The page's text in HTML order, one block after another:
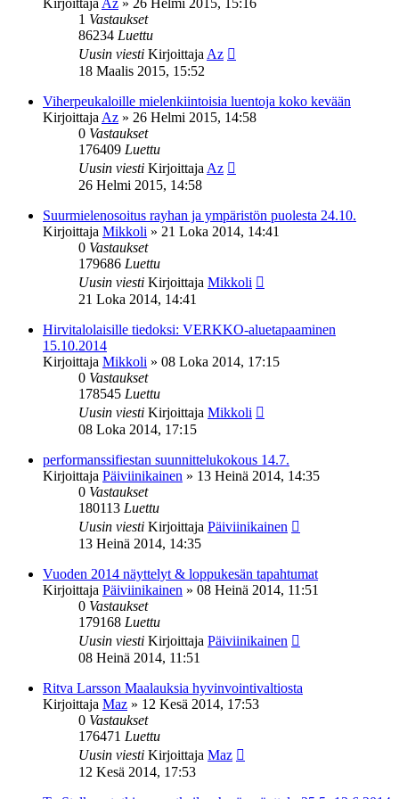
1 Vastaukset
86234 Luettu
Uusin viesti Kirjoittaja Az
18 Maalis 2015, 15:52
Viherpeukaloille mielenkiintoisia luentoja koko kevään
Kirjoittaja Az » 26 Helmi 2015, 14:58
0 Vastaukset
176409 Luettu
Uusin viesti Kirjoittaja Az
26 Helmi 2015, 14:58
Suurmielenosoitus rayhan ja ympäristön puolesta 24.10.
Kirjoittaja Mikkoli » 21 Loka 2014, 14:41
0 Vastaukset
179686 Luettu
Uusin viesti Kirjoittaja Mikkoli
21 Loka 2014, 14:41
Hirvitalolaisille tiedoksi: VERKKO-aluetapaaminen
15.10.2014
Kirjoittaja Mikkoli » 08 Loka 2014, 17:15
0 Vastaukset
178545 Luettu
Uusin viesti Kirjoittaja Mikkoli
08 Loka 2014, 17:15
performanssifiestan suunnittelukokous 14.7.
Kirjoittaja Päiviinikainen » 13 Heinä 2014, 14:35
0 Vastaukset
180113 Luettu
Uusin viesti Kirjoittaja Päiviinikainen
13 Heinä 2014, 14:35
Vuoden 2014 näyttelyt & loppukesän tapahtumat
Kirjoittaja Päiviinikainen » 08 Heinä 2014, 11:51
0 Vastaukset
179168 Luettu
Uusin viesti Kirjoittaja Päiviinikainen
08 Heinä 2014, 11:51
Ritva Larsson Maalauksia hyvinvointivaltiosta
Kirjoittaja Maz » 12 Kesä 2014, 17:53
0 Vastaukset
176471 Luettu
Uusin viesti Kirjoittaja Maz
12 Kesä 2014, 17:53